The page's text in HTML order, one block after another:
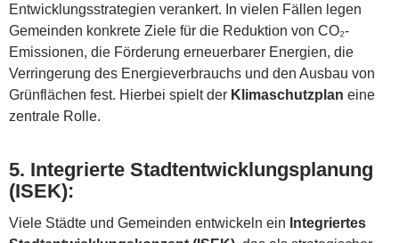
Entwicklungsstrategien verankert. In vielen Fällen legen
Gemeinden konkrete Ziele für die Reduktion von CO₂-
Emissionen, die Förderung erneuerbarer Energien, die
Verringerung des Energieverbrauchs und den Ausbau von
Grünflächen fest. Hierbei spielt der Klimaschutzplan eine
zentrale Rolle.
5. Integrierte Stadtentwicklungsplanung
(ISEK):
Viele Städte und Gemeinden entwickeln ein Integriertes